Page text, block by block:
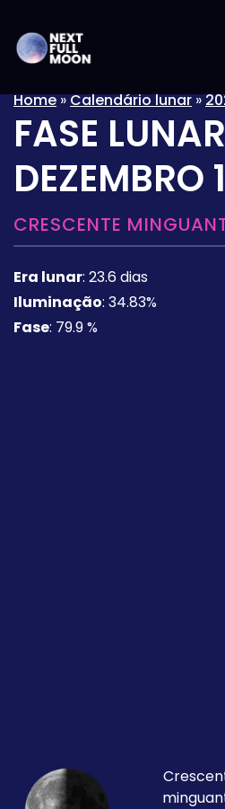
Home»Calendário lunar»
FASE
DEZEMBRO
CRESCENTE
Era lunar: 23.6 dias
Iluminação: 34.83%
Fase: 79.9 %